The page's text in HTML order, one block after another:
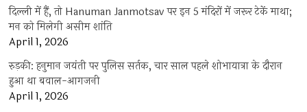
दिल्ली में हैं, तो Hanuman Janmotsav पर इन 5 मंदिरों में जरूर टेकें माथा;
मन को मिलेगी असीम शांति
April 1, 2026
रुड़की: हनुमान जयंती पर पुलिस सर्तक, चार साल पहले शोभायात्रा के दौरान
हुआ था बवाल-आगजनी
April 1, 2026